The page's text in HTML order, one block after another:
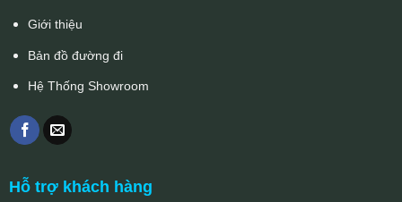
Giới thiệu
Bản đồ đường đi
Hệ Thống Showroom
Hỗ trợ khách hàng